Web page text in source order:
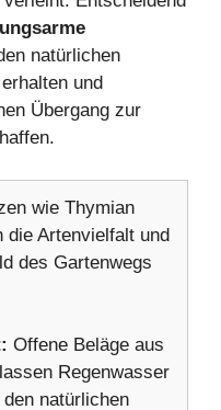
natürlichen
und
Übergang zur
wie Thymian
die Artenvielfalt und
des Gartenwegs
Offene Beläge aus
Regenwasser
natürlichen